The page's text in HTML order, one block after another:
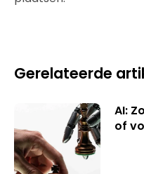
Gerelateerde
AI:
of